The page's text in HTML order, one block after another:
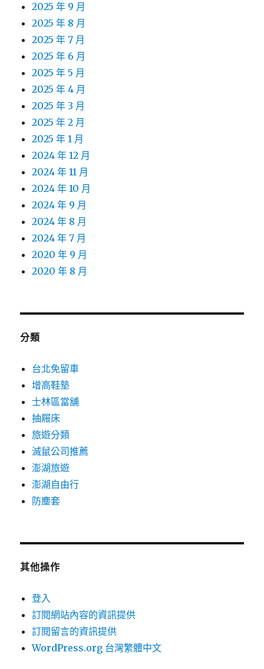
2025 年 9 月
2025 年 8 月
2025 年 7 月
2025 年 6 月
2025 年 5 月
2025 年 4 月
2025 年 3 月
2025 年 2 月
2025 年 1 月
2024 年 12 月
2024 年 11 月
2024 年 10 月
2024 年 9 月
2024 年 8 月
2024 年 7 月
2020 年 9 月
2020 年 8 月
分類
台北免留車
增高鞋墊
士林區當舖
抽屜床
旅遊分類
滅鼠公司推薦
澎湖旅遊
澎湖自由行
防塵套
其他操作
登入
訂閱網站內容的資訊提供
訂閱留言的資訊提供
WordPress.org 台灣繁體中文